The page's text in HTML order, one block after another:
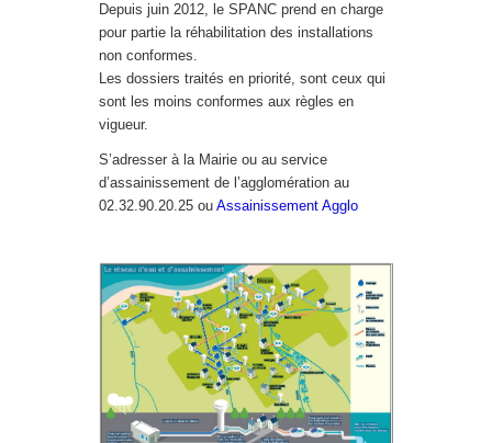
Depuis juin 2012, le SPANC prend en charge
pour partie la réhabilitation des installations
non conformes.
Les dossiers traités en priorité, sont ceux qui
sont les moins conformes aux règles en
vigueur.
S’adresser à la Mairie ou au service
d’assainissement de l’agglomération au
02.32.90.20.25 ou Assainissement Agglo